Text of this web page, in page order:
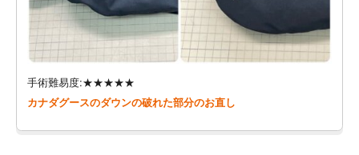
手術難易度:★★★★★
カナダグースのダウンの破れた部分のお直し